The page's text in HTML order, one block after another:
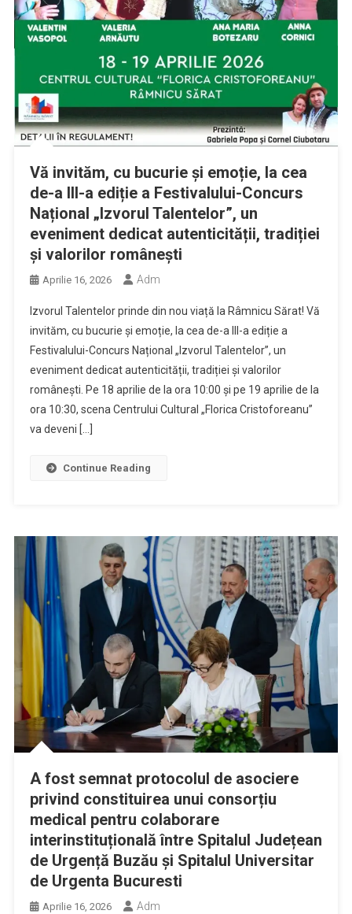
Vă invităm, cu bucurie și emoție, la cea
de-a III-a ediție a Festivalului-Concurs
Național „Izvorul Talentelor”, un
eveniment dedicat autenticității, tradiției
și valorilor românești
Aprilie 16, 2026 Adm
Izvorul Talentelor prinde din nou viață la Râmnicu Sărat! Vă
invităm, cu bucurie și emoție, la cea de-a III-a ediție a
Festivalului-Concurs Național „Izvorul Talentelor”, un
eveniment dedicat autenticității, tradiției și valorilor
românești. Pe 18 aprilie de la ora 10:00 și pe 19 aprilie de la
ora 10:30, scena Centrului Cultural „Florica Cristoforeanu”
va deveni […]
Continue Reading
A fost semnat protocolul de asociere
privind constituirea unui consorțiu
medical pentru colaborare
interinstituțională între Spitalul Județean
de Urgență Buzău și Spitalul Universitar
de Urgenta Bucuresti
Aprilie 16, 2026 Adm